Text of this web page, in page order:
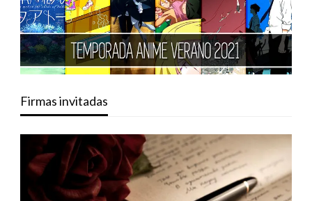
Firmas invitadas